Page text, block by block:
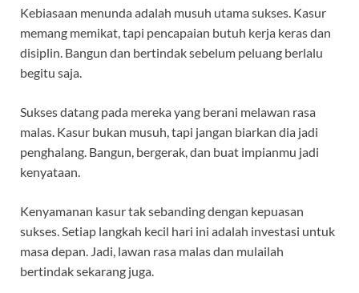
Kebiasaan menunda adalah musuh utama sukses. Kasur
memang memikat, tapi pencapaian butuh kerja keras dan
disiplin. Bangun dan bertindak sebelum peluang berlalu
begitu saja.
Sukses datang pada mereka yang berani melawan rasa
malas. Kasur bukan musuh, tapi jangan biarkan dia jadi
penghalang. Bangun, bergerak, dan buat impianmu jadi
kenyataan.
Kenyamanan kasur tak sebanding dengan kepuasan
sukses. Setiap langkah kecil hari ini adalah investasi untuk
masa depan. Jadi, lawan rasa malas dan mulailah
bertindak sekarang juga.